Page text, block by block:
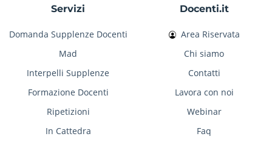
Servizi
Domanda Supplenze Docenti
Mad
Interpelli Supplenze
Formazione Docenti
Ripetizioni
In Cattedra
Docenti.it
Area Riservata
Chi siamo
Contatti
Lavora con noi
Webinar
Faq